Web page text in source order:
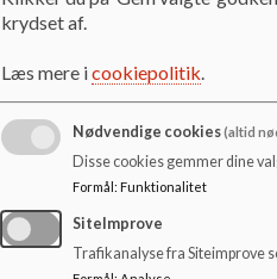
krydset af.
Læs mere icookiepolitik.
Nødvendige cookies(altid
Disse cookies gemmer dine
Formål : Funktionalitet
SiteImprove
Trafikanalyse fra Siteimprove